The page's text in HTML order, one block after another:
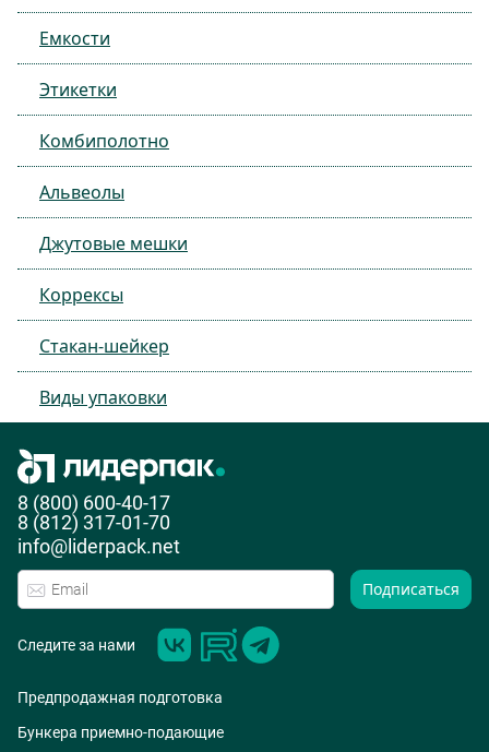
Емкости
Этикетки
Комбиполотно
Альвеолы
Джутовые мешки
Коррексы
Стакан-шейкер
Виды упаковки
8 (800) 600-40-17
8 (812) 317-01-70
info@liderpack.net
Подписаться
Следите за нами
Предпродажная подготовка
Бункера приемно-подающие